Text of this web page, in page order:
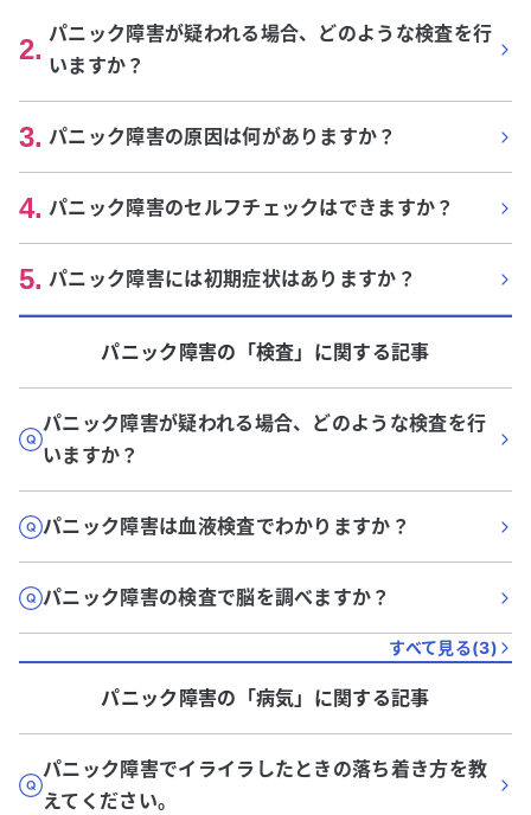
2. パニック障害が疑われる場合、どのような検査を行
いますか？
3. パニック障害の原因は何がありますか？
4. パニック障害のセルフチェックはできますか？
5. パニック障害には初期症状はありますか？
パニック障害の「検査」に関する記事
パニック障害が疑われる場合、どのような検査を行
いますか？
パニック障害は血液検査でわかりますか？
パニック障害の検査で脳を調べますか？
すべて見る(3)
パニック障害の「病気」に関する記事
パニック障害でイライラしたときの落ち着き方を教
えてください。